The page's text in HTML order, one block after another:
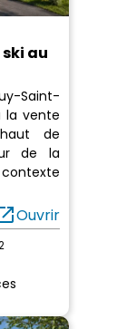
au
Saint-
la vente
de
de la
Ouvrir